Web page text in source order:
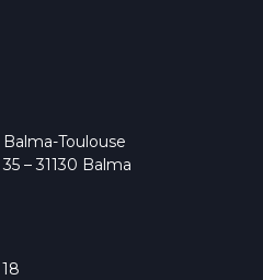
Toulouse
– 31130 Balma